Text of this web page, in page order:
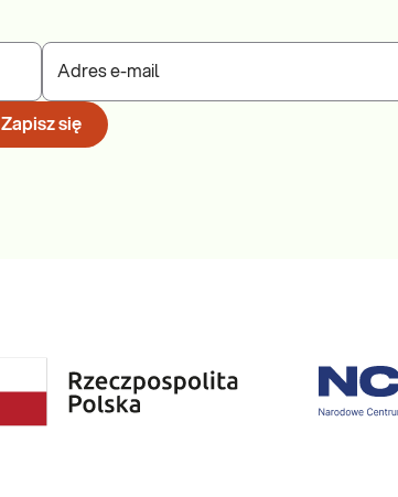
Adres e-mail
Zapisz się